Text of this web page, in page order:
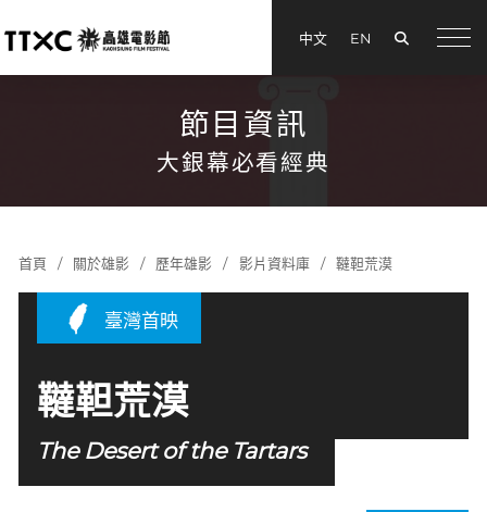
中文 EN
節目資訊
大銀幕必看經典
首頁 關於雄影 歷年雄影 影片資料庫 韃靼荒漠
臺灣首映
韃靼荒漠
The Desert of the Tartars